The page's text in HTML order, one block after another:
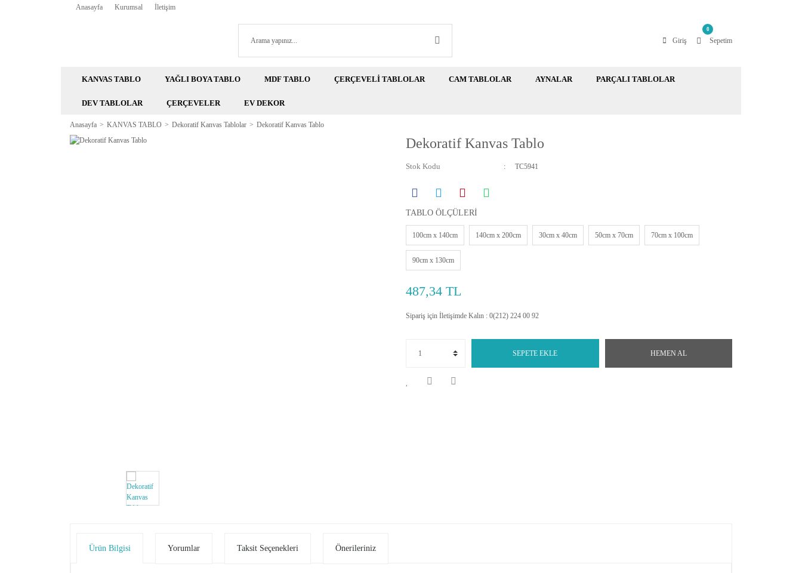
Anasayfa Kurumsal İletişim
Giriş Sepetim
0
KANVAS TABLO YAĞLI BOYA TABLO MDF TABLO ÇERÇEVELİ TABLOLAR CAM TABLOLAR AYNALAR PARÇALI TABLOLAR
DEV TABLOLAR ÇERÇEVELER EV DEKOR
Anasayfa KANVAS TABLO Dekoratif Kanvas Tablolar Dekoratif Kanvas Tablo
Dekoratif Kanvas Tablo
Stok Kodu TC5941
TABLO ÖLÇÜLERİ
100cm x 140cm 140cm x 200cm 30cm x 40cm 50cm x 70cm 70cm x 100cm
90cm x 130cm
487,34 TL
Sipariş için İletişimde Kalın : 0(212) 224 00 92
SEPETE EKLE HEMEN AL
Ürün Bilgisi Yorumlar Taksit Seçenekleri Önerileriniz